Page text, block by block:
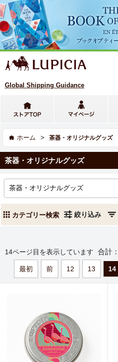
Global Shipping Guidance
ホーム > 茶器・オリジナルグッズ
茶器・オリジナルグッズ
カテゴリー検索 絞り込み
14ページ目を表示しています 合計：
最初 前 12 13 14